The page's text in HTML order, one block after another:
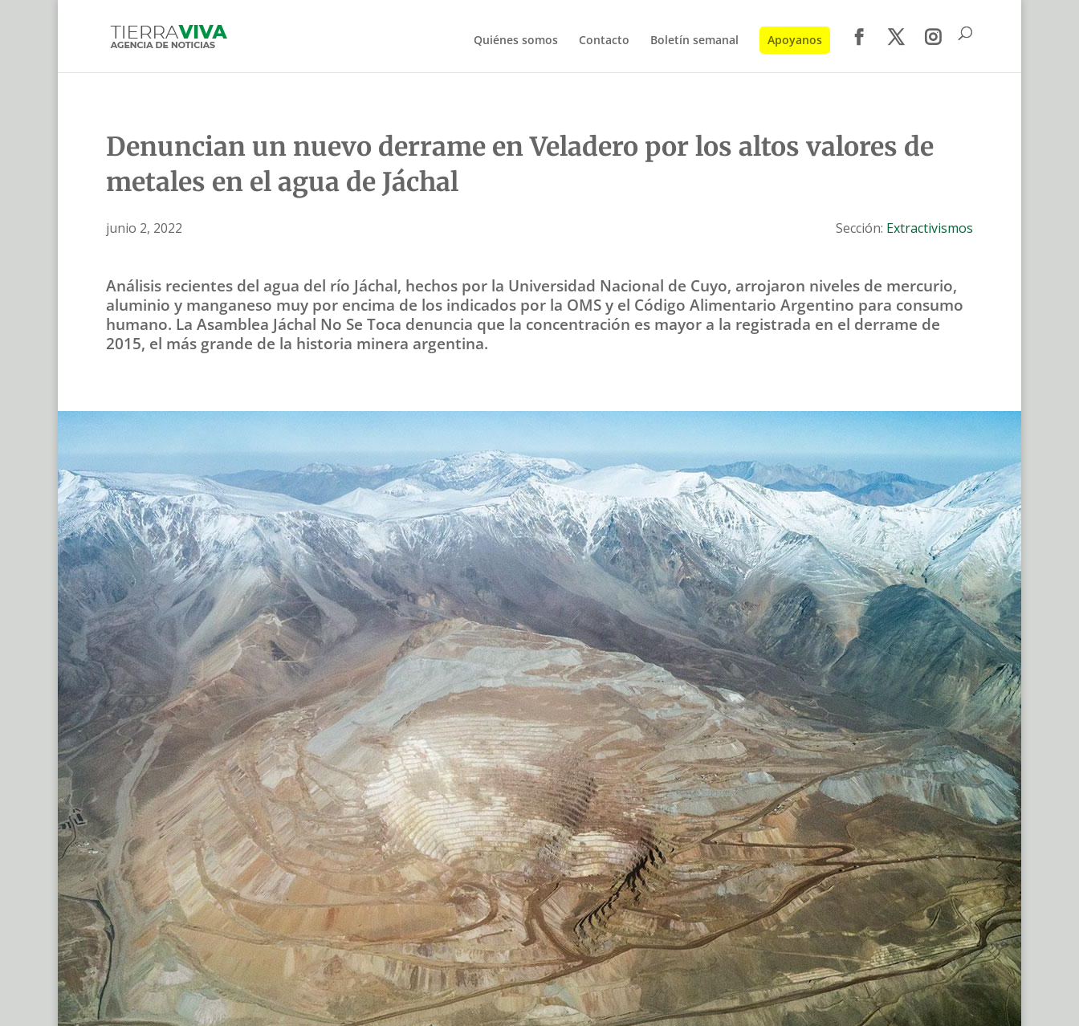
Quiénes somos Contacto Boletín semanal Apoyanos
Denuncian un nuevo derrame en Veladero por los altos valores de
metales en el agua de Jáchal
junio 2, 2022 Sección: Extractivismos
Análisis recientes del agua del río Jáchal, hechos por la Universidad Nacional de Cuyo, arrojaron niveles de mercurio,
aluminio y manganeso muy por encima de los indicados por la OMS y el Código Alimentario Argentino para consumo
humano. La Asamblea Jáchal No Se Toca denuncia que la concentración es mayor a la registrada en el derrame de
2015, el más grande de la historia minera argentina.